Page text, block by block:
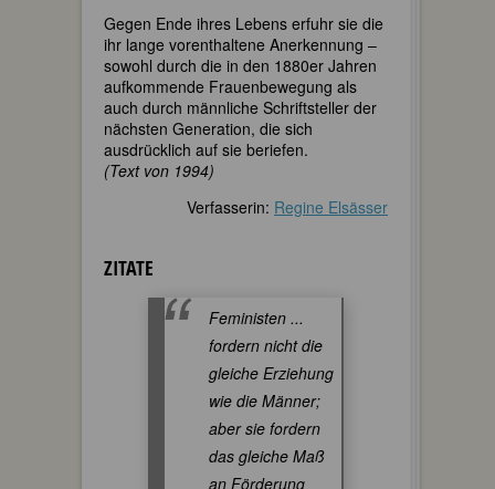
Gegen Ende ihres Lebens erfuhr sie die
ihr lange vorenthaltene Anerkennung –
sowohl durch die in den 1880er Jahren
aufkommende Frauenbewegung als
auch durch männliche Schriftsteller der
nächsten Generation, die sich
ausdrücklich auf sie beriefen.
(Text von 1994)
Verfasserin: Regine Elsässer
ZITATE
Feministen ...
fordern nicht die
gleiche Erziehung
wie die Männer;
aber sie fordern
das gleiche Maß
an Förderung